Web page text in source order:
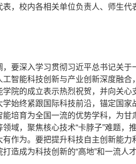
表，校内各相关单位负责人、师生
深入学习贯彻习近平总书记关于
工智能科技创新与产业创新深度融
学院的成立表示热烈祝贺，并向关
学始终紧跟国际科技前沿，锚定国
能培育为全国一流的优势学科，为
域，聚焦核心技术“卡脖子”难题
有作为。要把提升科技自主创新能
造成为科技创新的“高地”和一流人